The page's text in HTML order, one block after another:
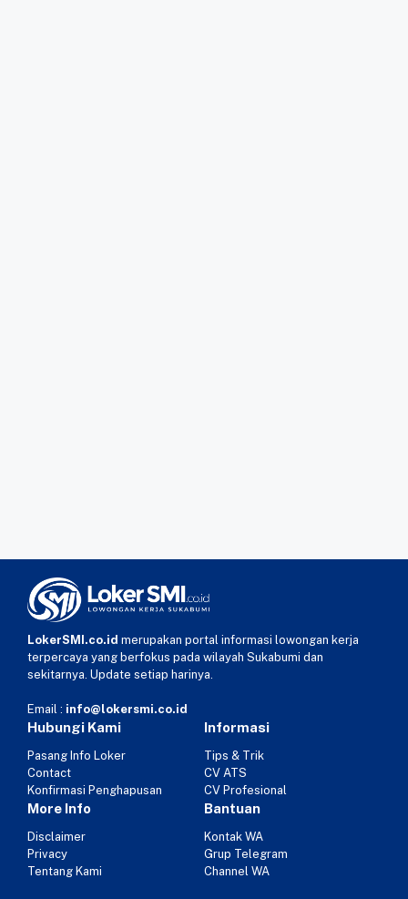
LokerSMI.co.id merupakan portal informasi lowongan kerja
terpercaya yang berfokus pada wilayah Sukabumi dan
sekitarnya. Update setiap harinya.
Email : info@lokersmi.co.id
Hubungi Kami
Pasang Info Loker
Contact
Konfirmasi Penghapusan
Informasi
Tips & Trik
CV ATS
CV Profesional
More Info
Disclaimer
Privacy
Tentang Kami
Bantuan
Kontak WA
Grup Telegram
Channel WA